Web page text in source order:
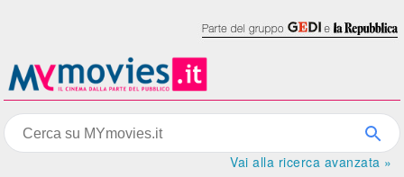
Vai alla ricerca avanzata »